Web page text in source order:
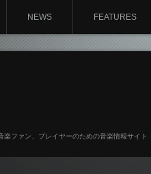
NEWS FEATURES
ファン、プレイヤーのための音楽情報サイト